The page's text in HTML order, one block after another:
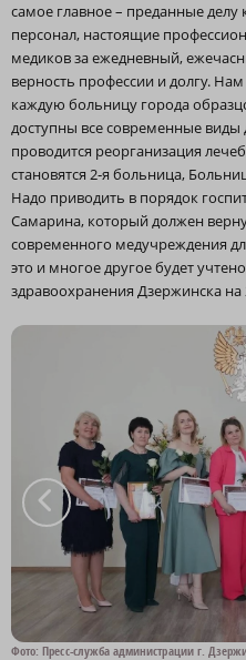
самое главное – преданные
персонал, настоящие
медиков за ежедневный,
верность профессии и долгу.
каждую больницу города
доступны все современные виды
проводится реорганизация
становятся 2‑я больница,
Надо приводить в порядок
Самарина, который должен
современного медучреждения
это и многое другое будет
здравоохранения Дзержинска на
Фото: Пресс-служба администрации г.
a